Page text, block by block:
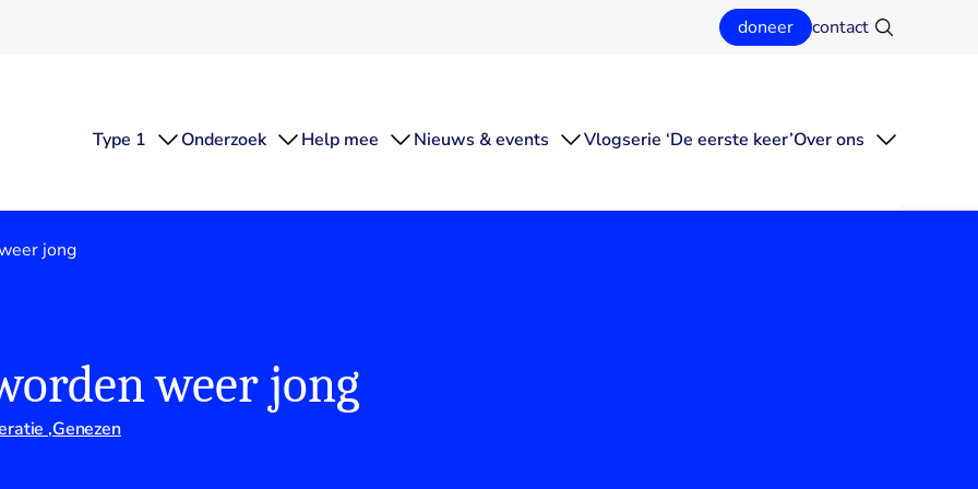
doneer contact Zoeken
Type 1 Onderzoek Help mee Nieuws & events Vlogserie ‘De eerste keer’Over ons
jong
weer jong
Genezen